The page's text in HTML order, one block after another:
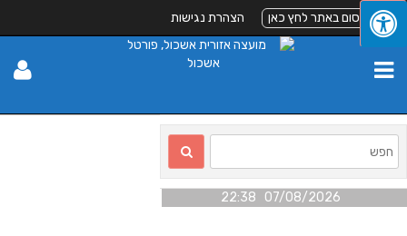
לפרסום באתר לחץ כאן הצהרת נגישות
07/08/2026 22:38